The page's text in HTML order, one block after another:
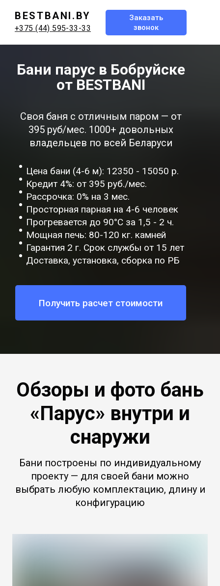
+375 (44) 595-33-33
Заказать
звонок
BESTBANI.BY
Своя баня с отличным паром — от
395 руб/мес. 1000+ довольных
владельцев по всей Беларуси
Цена бани (4-6 м): 12350 - 15050 р.
Кредит 4%: от 395 руб./мес.
Рассрочка: 0% на 3 мес.
Просторная парная на 4-6 человек
Прогревается до 90°C за 1,5 - 2 ч.
Мощная печь: 80-120 кг. камней
Гарантия 2 г. Срок службы от 15 лет
Доставка, установка, сборка по РБ
Получить расчет стоимости
Бани парус в Бобруйске
от BESTBANI
Обзоры и фото бань
«Парус» внутри и
снаружи
Бани построены по индивидуальному
проекту — для своей бани можно
выбрать любую комплектацию, длину и
конфигурацию